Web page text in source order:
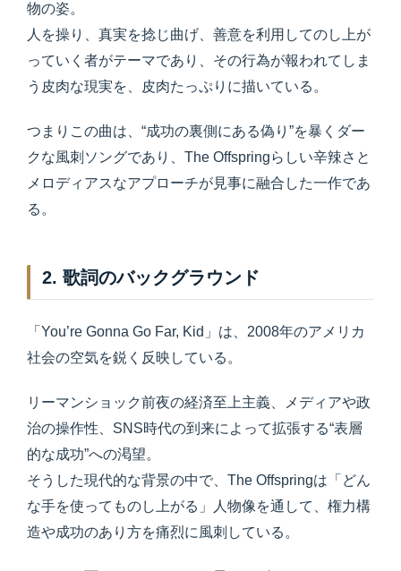
物の姿。
人を操り、真実を捻じ曲げ、善意を利用してのし上が
っていく者がテーマであり、その行為が報われてしま
う皮肉な現実を、皮肉たっぷりに描いている。
つまりこの曲は、“成功の裏側にある偽り”を暴くダー
クな風刺ソングであり、The Offspringらしい辛辣さと
メロディアスなアプローチが見事に融合した一作であ
る。
2. 歌詞のバックグラウンド
「You’re Gonna Go Far, Kid」は、2008年のアメリカ
社会の空気を鋭く反映している。
リーマンショック前夜の経済至上主義、メディアや政
治の操作性、SNS時代の到来によって拡張する“表層
的な成功”への渇望。
そうした現代的な背景の中で、The Offspringは「どん
な手を使ってものし上がる」人物像を通して、権力構
造や成功のあり方を痛烈に風刺している。